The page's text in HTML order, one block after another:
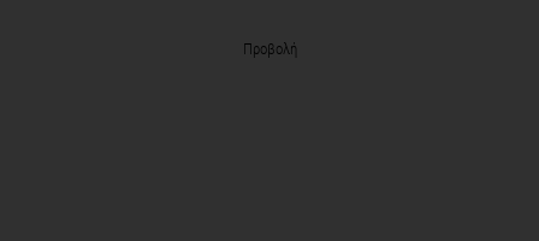
Προβολή